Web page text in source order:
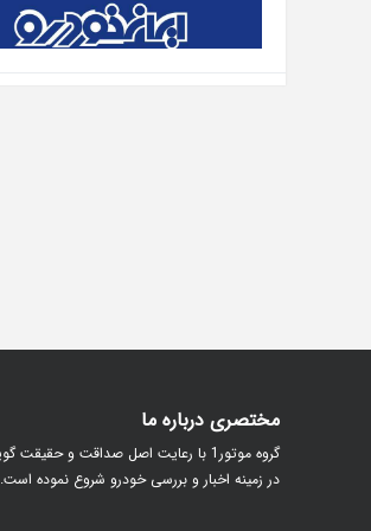
مختصری درباره ما
در زمینه اخبار و بررسی خودرو شروع نموده است.